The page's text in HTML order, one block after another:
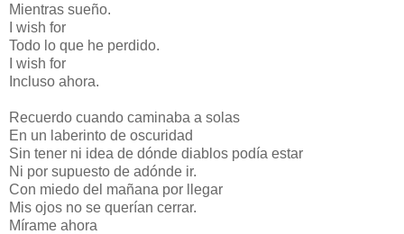
Mientras sueño.
I wish for
Todo lo que he perdido.
I wish for
Incluso ahora.
Recuerdo cuando caminaba a solas
En un laberinto de oscuridad
Sin tener ni idea de dónde diablos podía estar
Ni por supuesto de adónde ir.
Con miedo del mañana por llegar
Mis ojos no se querían cerrar.
Mírame ahora